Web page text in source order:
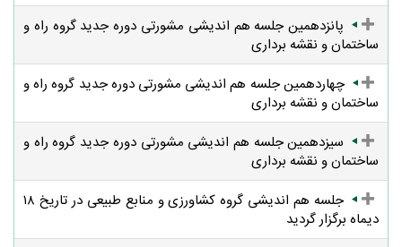
پانزدهمین جلسه هم اندیشی مشورتی دوره جدید گروه راه و
ساختمان و نقشه برداری
چهاردهمین جلسه هم اندیشی مشورتی دوره جدید گروه راه و
ساختمان و نقشه برداری
سیزدهمین جلسه هم اندیشی مشورتی دوره جدید گروه راه و
ساختمان و نقشه برداری
جلسه هم اندیشی گروه کشاورزی و منابع طبیعی در تاریخ ۱۸
دیماه برگزار گردید